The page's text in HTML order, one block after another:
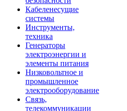
Кабеленесущие
системы
Инструменты,
техника
Генераторы
электроэнергии и
элементы питания
Низковольтное и
промышленное
электрооборудование
Связь,
телекоммуникации